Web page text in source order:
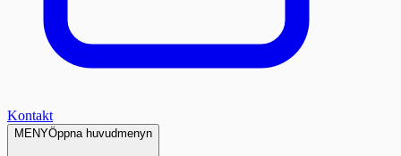
Kontakt
MENYÖppna huvudmenyn